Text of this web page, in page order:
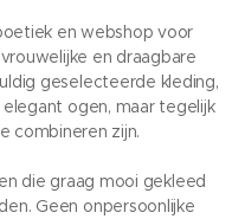
en webshop voor
en draagbare
geselecteerde kleding,
ogen, maar tegelijk
combineren zijn.
die graag mooi gekleed
Geen onpersoonlijke